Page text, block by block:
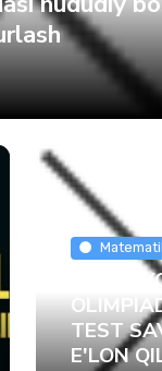
TEST
E'LON